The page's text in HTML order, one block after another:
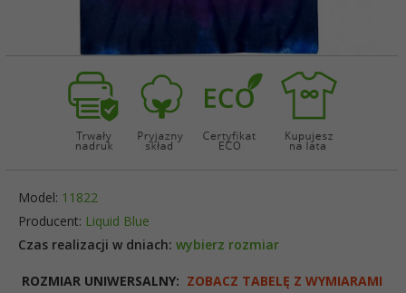
Model: 11822
Czas realizacji w dniach: wybierz rozmiar
Producent: Liquid Blue
ROZMIAR UNIWERSALNY: ZOBACZ TABELĘ Z WYMIARAMI